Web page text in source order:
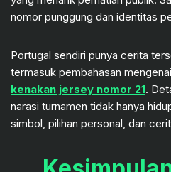
nomor punggung dan identitas
Portugal sendiri punya cerita
termasuk pembahasan mengenai
kenakan jersey nomor 21.
narasi turnamen tidak hanya
simbol, pilihan personal, dan